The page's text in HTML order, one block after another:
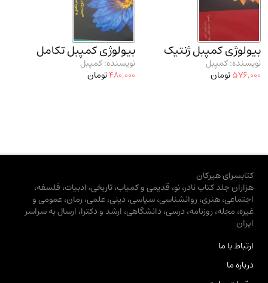
بیولوژی کمپبل ژنتیک
نویسنده: کمپبل
576,000تومان
بیولوژی کمپبل تکامل
نویسنده: کمپبل
480,000تومان
کتابسرای هیرکان
هزاران جلد کتاب نادر، نو، قدیمی و کمیاب، تاریخی، ادبیات، فلسفه،
اجتماعی، هنری، روانشناسی، سیاسی، دینی، علمی، رمان، عمومی و
غیره، مجله، روزنامه، درسی، دانشگاهی، ارشد و دکترا، ارسال به سراسر
ایران
ارتباط با ما
درباره ما